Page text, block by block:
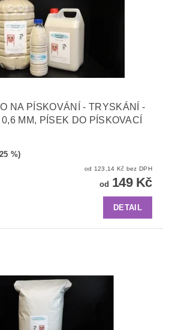
NA PÍSKOVÁNÍ - TRYSKÁNÍ -
MM, PÍSEK DO PÍSKOVACÍ
%)
od 123,14 Kč bez DPH
od 149 Kč
DETAIL